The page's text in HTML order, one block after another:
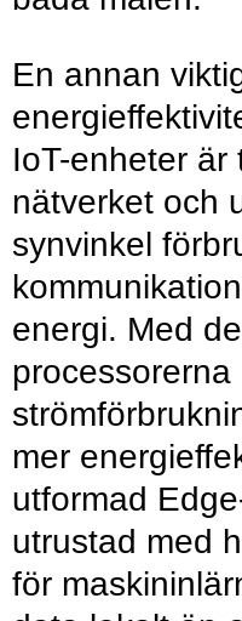
En annan
IoT-enheter är
nätverket och
synvinkel
energi. Med
mer
utformad
utrustad med
för